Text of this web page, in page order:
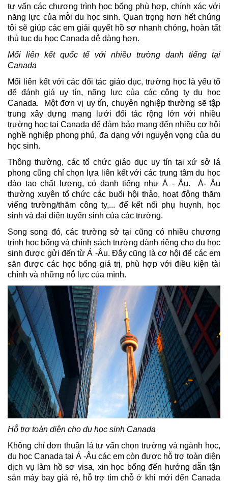
tư vấn các chương trình học bổng phù hợp, chính xác với
năng lực của mỗi du học sinh. Quan trọng hơn hết chúng
tôi sẽ giúp các em giải quyết hồ sơ nhanh chóng, hoàn tất
thủ tục du học Canada dễ dàng hơn.
Mối liên kết quốc tế với nhiều trường danh tiếng tại
Canada
Mối liên kết với các đối tác giáo dục, trường học là yếu tố
để đánh giá uy tín, năng lực của các công ty du học
Canada.  Một đơn vị uy tín, chuyên nghiệp thường sẽ tập
trung xây dựng mạng lưới đối tác rộng lớn với nhiều
trường học tại Canada để đảm bảo mang đến nhiều cơ hội
nghề nghiệp phong phú, đa dạng với nguyện vọng của du
học sinh.
Thông thường, các tổ chức giáo dục uy tín tại xứ sở lá
phong cũng chỉ chọn lựa liên kết với các trung tâm du học
đào tạo chất lượng, có danh tiếng như Á - Âu.  Á- Âu
thường xuyên tổ chức các buổi hội thảo, hoạt động thăm
viếng trường/thăm công ty,... để kết nối phụ huynh, học
sinh và đại diện tuyển sinh của các trường.
Song song đó, các trường sở tại cũng có nhiều chương
trình học bổng và chính sách trường dành riêng cho du học
sinh được gửi đến từ Á -Âu. Đây cũng là cơ hội để các em
săn được các học bổng giá trị, phù hợp với điều kiện tài
chính và những nỗ lực của mình.
Hỗ trợ toàn diện cho du học sinh Canada
Không chỉ đơn thuần là tư vấn chọn trường và ngành học,
du học Canada tại Á -Âu các em còn được hỗ trợ toàn diện
dịch vụ làm hồ sơ visa, xin học bổng đến hướng dẫn tận
săn máy bay giá rẻ, hỗ trợ tìm chỗ ở khi mới đến Canada